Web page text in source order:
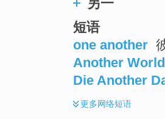
另一
短语
one another
Another World
Die Another
更多网络短语